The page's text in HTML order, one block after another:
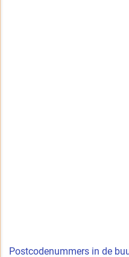
Postcodenummers in de